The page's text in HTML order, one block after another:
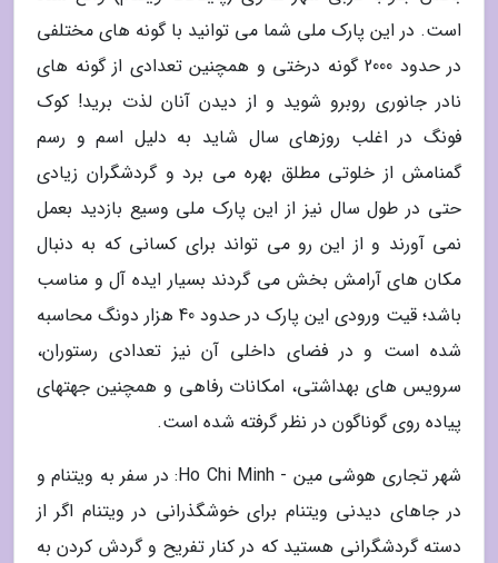
است. در این پارک ملی شما می توانید با گونه های مختلفی
در حدود 2000 گونه درختی و همچنین تعدادی از گونه های
نادر جانوری روبرو شوید و از دیدن آنان لذت برید! کوک
فونگ در اغلب روزهای سال شاید به دلیل اسم و رسم
گمنامش از خلوتی مطلق بهره می برد و گردشگران زیادی
حتی در طول سال نیز از این پارک ملی وسیع بازدید بعمل
نمی آورند و از این رو می تواند برای کسانی که به دنبال
مکان های آرامش بخش می گردند بسیار ایده آل و مناسب
باشد؛ قیت ورودی این پارک در حدود 40 هزار دونگ محاسبه
شده است و در فضای داخلی آن نیز تعدادی رستوران،
سرویس های بهداشتی، امکانات رفاهی و همچنین جهتهای
پیاده روی گوناگون در نظر گرفته شده است.
شهر تجاری هوشی مین - Ho Chi Minh: در سفر به ویتنام و
در جاهای دیدنی ویتنام برای خوشگذرانی در ویتنام اگر از
دسته گردشگرانی هستید که در کنار تفریح و گردش کردن به